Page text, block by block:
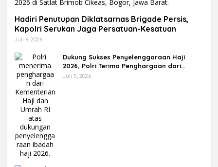
Hadiri Penutupan Diklatsarnas Brigade Persis,
Kapolri Serukan Jaga Persatuan-Kesatuan
Juli 6, 2026
Dukung Sukses Penyelenggaraan Haji
2026, Polri Terima Penghargaan dari
Kemenhaj dan Umrah
Juli 5, 2026